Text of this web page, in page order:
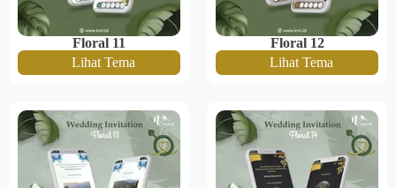
Floral 11
Lihat Tema
Floral 12
Lihat Tema